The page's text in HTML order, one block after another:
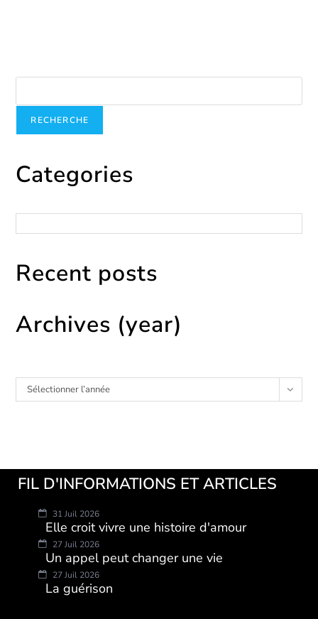
RECHERCHE
Categories
Recent posts
Archives (year)
Sélectionner l’année
FIL D'INFORMATIONS ET ARTICLES
31 Juil 2026
Elle croit vivre une histoire d'amour
27 Juil 2026
Un appel peut changer une vie
27 Juil 2026
La guérison